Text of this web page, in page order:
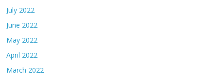
July 2022
June 2022
May 2022
April 2022
March 2022